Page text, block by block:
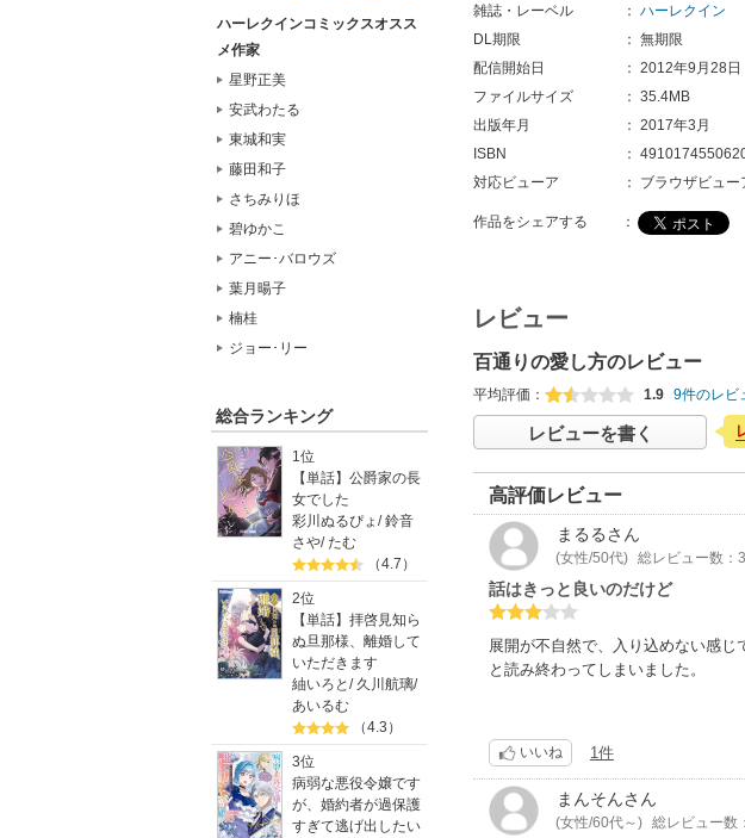
ハーレクインコミックスオスス
メ作家
星野正美
安武わたる
東城和実
藤田和子
さちみりほ
碧ゆかこ
アニー･バロウズ
葉月暘子
楠桂
ジョー･リー
総合ランキング
1位
【単話】公爵家の長
女でした
彩川ぬるぴょ /鈴音
さや/たむ
（4.7）
2位
【単話】拝啓見知ら
ぬ旦那様、離婚して
いただきます
紬いろと / 久川航璃/
あいるむ
（4.3）
3位
病弱な悪役令嬢です
が、婚約者が過保護
すぎて逃げ出したい
雑誌・レーベル
： ハーレクイン
DL期限
： 無期限
配信開始日
： 2012年9月28日
ファイルサイズ
： 35.4MB
出版年月
： 2017年3月
ISBN
：
対応ビューア
： ブラウザビュー
作品をシェアする ：
レビュー
百通りの愛し方のレビュー
平均評価： 1.9 9件のレビ
レビューを書く
高評価レビュー
まるる さん
(女性/50代) 総レビュー数：
話はきっと良いのだけど
展開が不自然で、入り込めない感
と読み終わってしまいました。
いいね 1件
まんそんさん
(女性/60代～) 総レビュー数